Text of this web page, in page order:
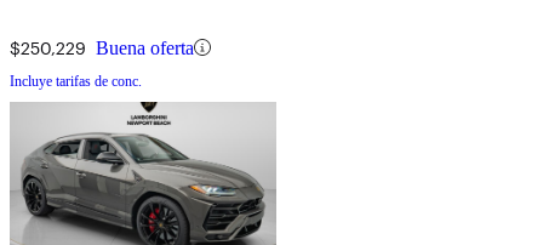
$250,229 Buena oferta
Incluye tarifas de conc.